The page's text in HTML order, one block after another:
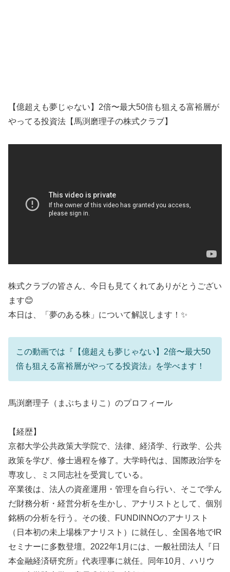
【億超えも夢じゃない】2倍〜最大50倍も狙える富裕層が
やってる投資法【馬渕磨理子の株式クラブ】
株式クラブの皆さん、今日も見てくれてありがとうござい
ます😊
本日は、「夢のある株」について解説します！✨
この動画では『【億超えも夢じゃない】2倍〜最大50
倍も狙える富裕層がやってる投資法』を学べます！
馬渕磨理子（まぶちまりこ）のプロフィール
【経歴】
京都大学公共政策大学院で、法律、経済学、行政学、公共
政策を学び、修士過程を修了。大学時代は、国際政治学を
専攻し、ミス同志社を受賞している。
卒業後は、法人の資産運用・管理を自ら行い、そこで学ん
だ財務分析・経営分析を生かし、アナリストとして、個別
銘柄の分析を行う。その後、FUNDINNOのアナリスト
（日本初の未上場株アナリスト）に就任し、全国各地でIR
セミナーに多数登壇。2022年1月には、一般社団法人『日
本金融経済研究所』代表理事に就任。同年10月、ハリウ